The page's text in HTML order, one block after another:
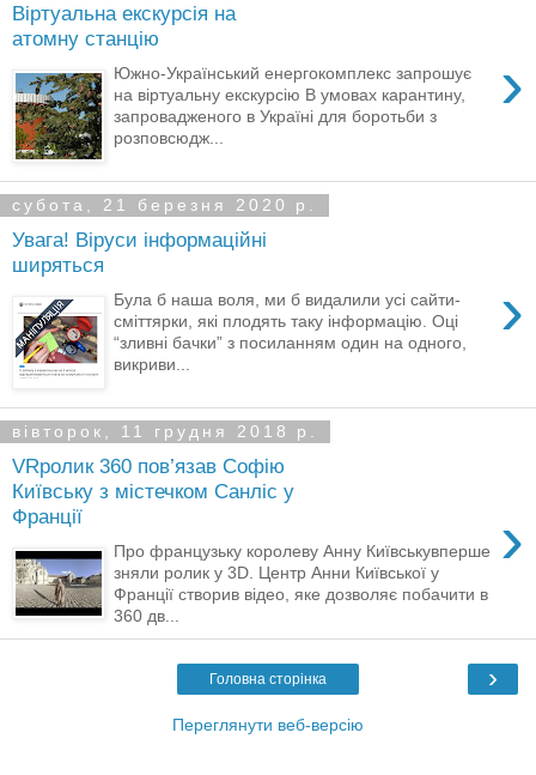
Віртуальна екскурсія на
атомну станцію
›
Южно-Український енергокомплекс запрошує
на віртуальну екскурсію В умовах карантину,
запровадженого в Україні для боротьби з
розповсюдж...
субота, 21 березня 2020 р.
Увага! Віруси інформаційні
ширяться
›
Була б наша воля, ми б видалили усі сайти-
сміттярки, які плодять таку інформацію. Оці
“зливні бачки” з посиланням один на одного,
викриви...
вівторок, 11 грудня 2018 р.
VRролик 360 пов’язав Софію
Київську з містечком Санліс у
Франції
›
Про французьку королеву Анну Київськувперше
зняли ролик у 3D. Центр Анни Київської у
Франції створив відео, яке дозволяє побачити в
360 дв...
›
Головна сторінка
Переглянути веб-версію